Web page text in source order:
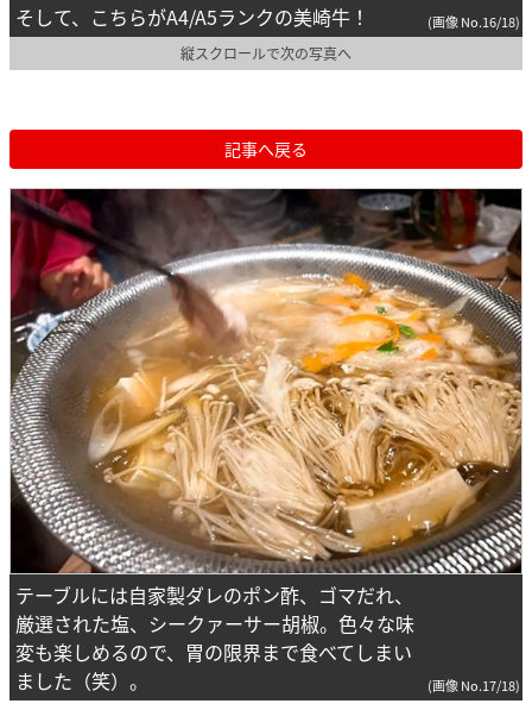
そして、こちらがA4/A5ランクの美崎牛！ (画像 No.16/18)
縦スクロールで次の写真へ
記事へ戻る
テーブルには自家製ダレのポン酢、ゴマだれ、
厳選された塩、シークァーサー胡椒。色々な味
変も楽しめるので、胃の限界まで食べてしまい
ました（笑）。
(画像 No.17/18)